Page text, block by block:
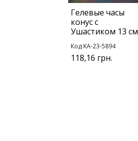
Гелевые часы
конус с
Ушастиком 13 см
Код KA-23-5894
118,16 грн.